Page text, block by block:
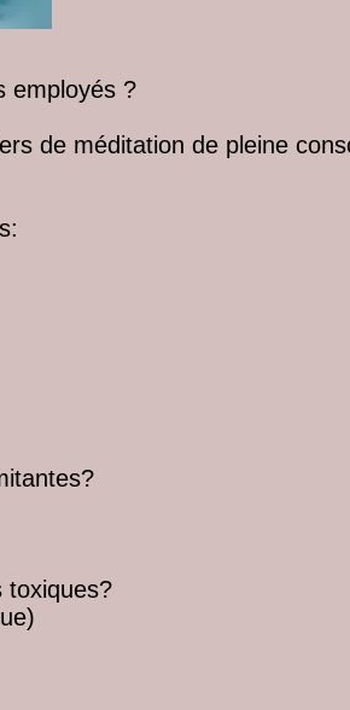
employés ?
de méditation de pleine
toxiques?